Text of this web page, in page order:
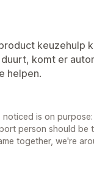
keuzehulp
komt er
helpen.
is on
person should be
together, we're